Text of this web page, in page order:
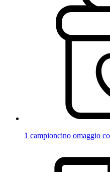
1 campioncino omaggio